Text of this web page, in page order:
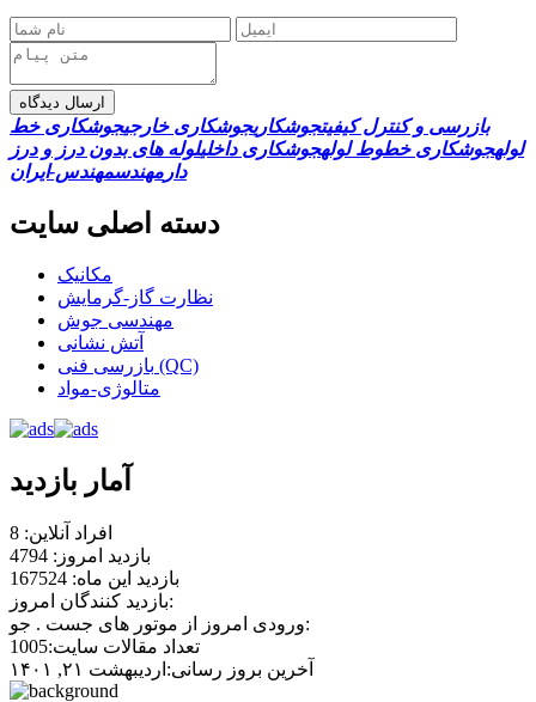
ارسال دیدگاه
بازرسی و کنترل کیفیتجوشکاریجوشکاری خارجیجوشکاری خط
لولهجوشکاری خطوط لولهجوشکاری داخلیلوله های بدون درز و درز
دار مهندسمهندس-ایران
دسته اصلی سایت
مکانیک
نظارت گاز-گرمایش
مهندسی جوش
آتش نشانی
بازرسی فنی (QC)
متالوژی-مواد
آمار بازدید
افراد آنلاین: 8
بازدید امروز: 4794
بازدید این ماه: 167524
بازدید کنندگان امروز:
ورودی امروز از موتور های جست . جو:
تعداد مقالات سایت:1005
آخرین بروز رسانی:اردیبهشت ۲۱, ۱۴۰۱